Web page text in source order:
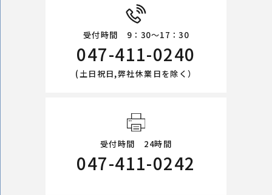
受付時間 9：30～17：30
047-411-0240
(土日祝日,弊社休業日を除く）
受付時間 24時間
047-411-0242